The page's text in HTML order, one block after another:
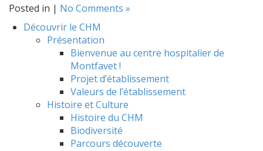
Posted in | No Comments »
Découvrir le CHM
Présentation
Bienvenue au centre hospitalier de
Montfavet !
Projet d’établissement
Valeurs de l’établissement
Histoire et Culture
Histoire du CHM
Biodiversité
Parcours découverte